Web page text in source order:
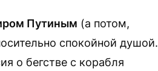
Путиным (а потом,
спокойной душой.
о бегстве с корабля